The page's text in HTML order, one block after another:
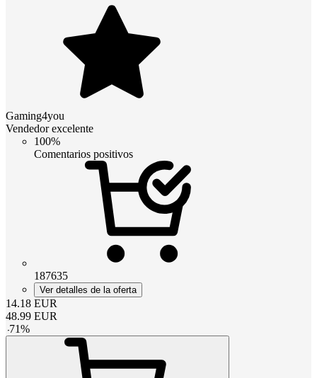
Gaming4you
Vendedor excelente
100%
Comentarios positivos
187635
Ver detalles de la oferta
14.18 EUR
48.99 EUR
-71%